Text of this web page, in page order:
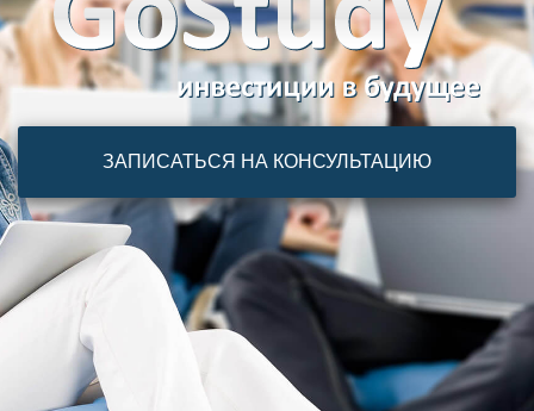
ЗАПИСАТЬСЯ НА КОНСУЛЬТАЦИЮ